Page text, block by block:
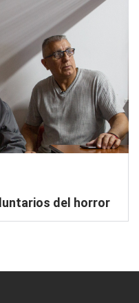
del horror